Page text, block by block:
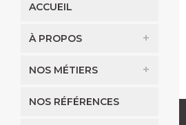
ACCUEIL
À PROPOS
NOS MÉTIERS
NOS RÉFÉRENCES